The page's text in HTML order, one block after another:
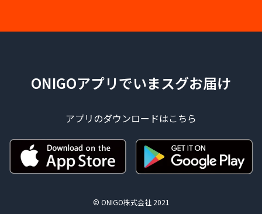
ONIGOアプリでいまスグお届け
アプリのダウンロードはこちら
© ONIGO株式会社 2021